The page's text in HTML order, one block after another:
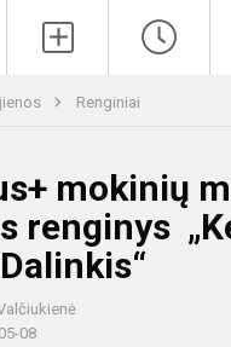
Renginiai
mokinių
renginys
08